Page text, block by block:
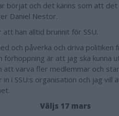
börjat och det känns som att
Daniel Nestor.
han alltid brunnit för SSU.
och påverka och driva
är att jag ska kunna
att värva fler medlemmar och
i SSU:s organisation och jag vill
Väljs 17 mars